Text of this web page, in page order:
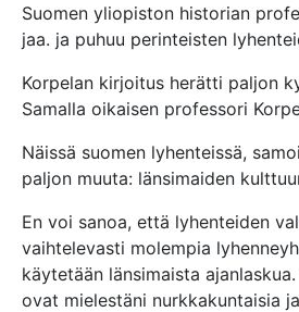
Suomen yliopiston historian
jaa. ja puhuu perinteisten
Korpelan kirjoitus herätti paljon
Samalla oikaisen professori
Näissä suomen lyhenteissä,
paljon muuta: länsimaiden
En voi sanoa, että lyhenteiden
vaihtelevasti molempia
käytetään länsimaista
ovat mielestäni nurkkakuntaisia